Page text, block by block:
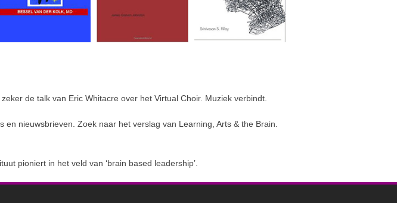
de talk van Eric Whitacre over het Virtual Choir. Muziek verbindt.
nieuwsbrieven. Zoek naar het verslag van Learning, Arts & the Brain.
pioniert in het veld van ‘brain based leadership’.